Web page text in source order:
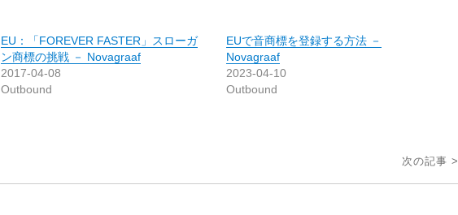
EU：「FOREVER FASTER」スローガ
ン商標の挑戦 － Novagraaf
2017-04-08
Outbound
EUで音商標を登録する方法 －
Novagraaf
2023-04-10
Outbound
次の記事 >